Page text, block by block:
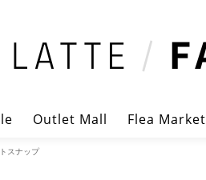
Outlet Mall Flea Market
スナップ